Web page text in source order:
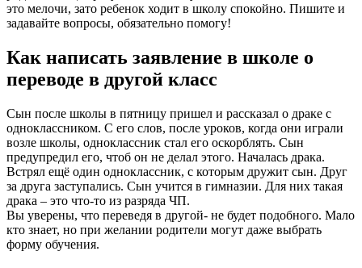
это мелочи, зато ребенок ходит в школу спокойно. Пишите и
задавайте вопросы, обязательно помогу!
Как написать заявление в школе о
переводе в другой класс
Сын после школы в пятницу пришел и рассказал о драке с
одноклассником. С его слов, после уроков, когда они играли
возле школы, одноклассник стал его оскорблять. Сын
предупредил его, чтоб он не делал этого. Началась драка.
Встрял ещё один одноклассник, с которым дружит сын. Друг
за друга заступались. Сын учится в гимназии. Для них такая
драка – это что-то из разряда ЧП.
Вы уверены, что переведя в другой- не будет подобного. Мало
кто знает, но при желании родители могут даже выбрать
форму обучения.